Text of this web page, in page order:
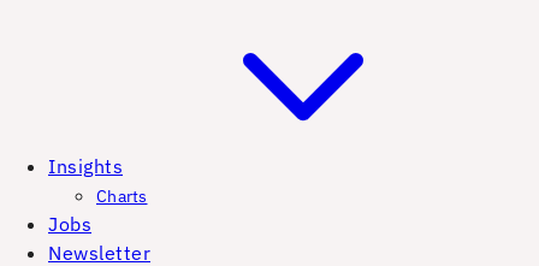
Insights
Charts
Jobs
Newsletter